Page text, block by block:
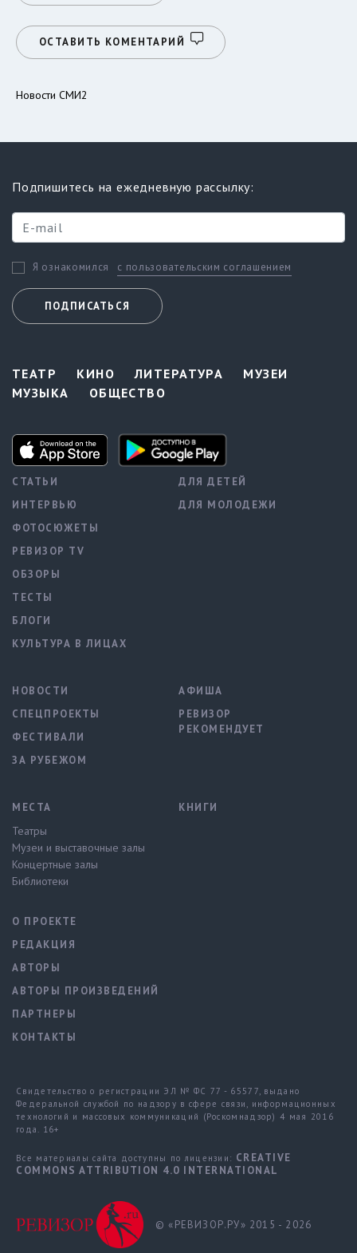
ОСТАВИТЬ КОМЕНТАРИЙ
Новости СМИ2
Подпишитесь на ежедневную рассылку:
Я ознакомился с пользовательским соглашением
ПОДПИСАТЬСЯ
ТЕАТР КИНО ЛИТЕРАТУРА
МУЗЕИ
МУЗЫКА
ОБЩЕСТВО
СТАТЬИ
ИНТЕРВЬЮ
ФОТОСЮЖЕТЫ
РЕВИЗОР TV
ОБЗОРЫ
ТЕСТЫ
БЛОГИ
КУЛЬТУРА В ЛИЦАХ
ДЛЯ ДЕТЕЙ
ДЛЯ МОЛОДЕЖИ
НОВОСТИ
СПЕЦПРОЕКТЫ
ФЕСТИВАЛИ
ЗА РУБЕЖОМ
АФИША
РЕВИЗОР
РЕКОМЕНДУЕТ
МЕСТА
Театры
Музеи и выставочные залы
Концертные залы
Библиотеки
КНИГИ
О ПРОЕКТЕ
РЕДАКЦИЯ
АВТОРЫ
АВТОРЫ ПРОИЗВЕДЕНИЙ
ПАРТНЕРЫ
КОНТАКТЫ
Свидетельство о регистрации ЭЛ № ФС 77 - 65577, выдано
Федеральной службой по надзору в сфере связи, информационных
технологий и массовых коммуникаций (Роскомнадзор) 4 мая 2016
года. 16+
Все материалы сайта доступны по лицензии: CREATIVE
COMMONS ATTRIBUTION 4.0 INTERNATIONAL
© «РЕВИЗОР.РУ» 2015 - 2026